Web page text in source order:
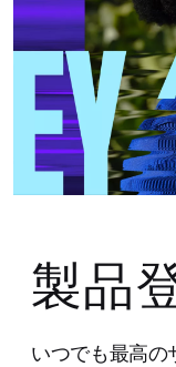
製品
いつでも最高の